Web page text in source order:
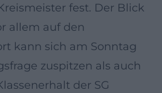
fest. Der Blick
allem auf den
kann sich am Sonntag
zuspitzen als auch
der SG